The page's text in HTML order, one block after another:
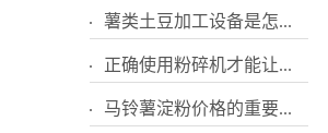
薯类土豆加工设备是怎...
正确使用粉碎机才能让...
马铃薯淀粉价格的重要...